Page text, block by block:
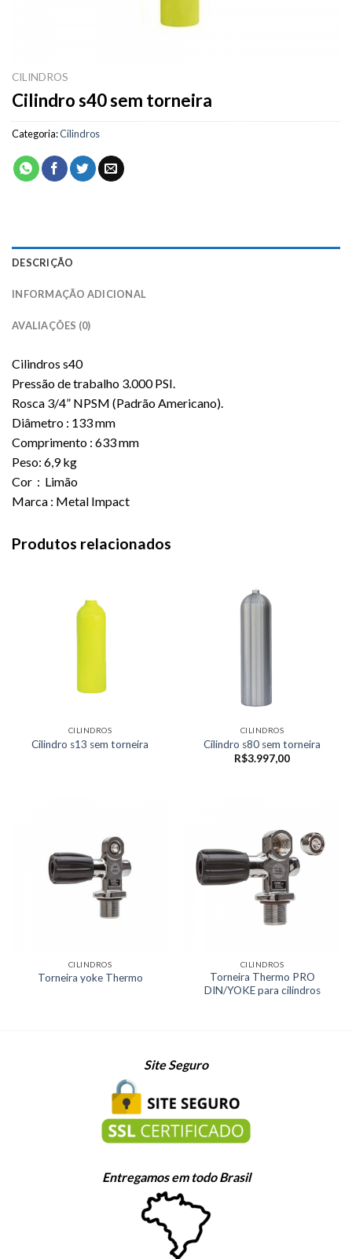
CILINDROS
Cilindro s40 sem torneira
Categoria:Cilindros
DESCRIÇÃO
INFORMAÇÃO ADICIONAL
AVALIAÇÕES (0)
Cilindros s40
Pressão de trabalho 3.000 PSI.
Rosca 3/4” NPSM (Padrão Americano).
Diâmetro : 133 mm
Comprimento : 633 mm
Peso: 6,9 kg
Cor : Limão
Marca : Metal Impact
Produtos relacionados
CILINDROS
Cilindro s13 sem torneira
CILINDROS
Cilindro s80 sem torneira
R$3.997,00
CILINDROS
Torneira yoke Thermo
CILINDROS
Torneira Thermo PRO
DIN/YOKE para cilindros
Site Seguro
Entregamos em todo Brasil